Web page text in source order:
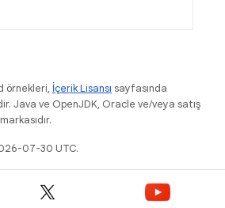
örnekleri, İçerik Lisansı sayfasında
Java ve OpenJDK, Oracle ve/veya satış
07-30 UTC.